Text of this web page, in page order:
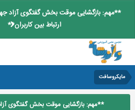
**مهم: بازگشایی موقت بخش گفتگوی آزاد
ارتباط بین کاربران**
مایکروسافت
**مهم: بازگشایی موقت بخش گفتگوی